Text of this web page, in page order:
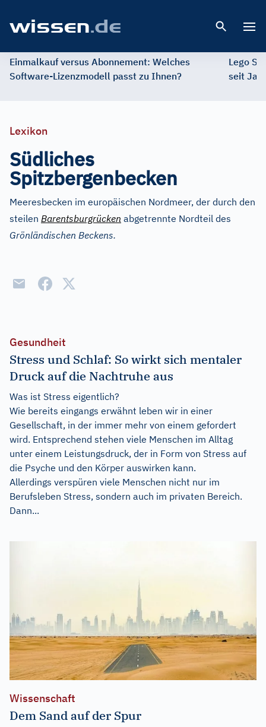
Einmalkauf versus Abonnement: Welches
Software-Lizenzmodell passt zu Ihnen?
Lego
seit
Lexikon
Südliches
Spitzbergenbecken
Meeresbecken im europäischen Nordmeer, der durch den
steilen Barentsburgrücken abgetrennte Nordteil des
Grönländischen Beckens.
Gesundheit
Stress und Schlaf: So wirkt sich mentaler
Druck auf die Nachtruhe aus
Was ist Stress eigentlich?
Wie bereits eingangs erwähnt leben wir in einer
Gesellschaft, in der immer mehr von einem gefordert
wird. Entsprechend stehen viele Menschen im Alltag
unter einem Leistungsdruck, der in Form von Stress auf
die Psyche und den Körper auswirken kann.
Allerdings verspüren viele Menschen nicht nur im
Berufsleben Stress, sondern auch im privaten Bereich.
Dann...
Wissenschaft
Dem Sand auf der Spur